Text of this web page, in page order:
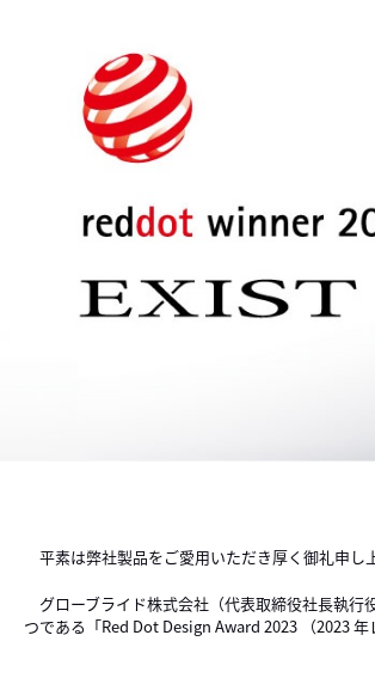
平素は弊社製品をご愛用いただき厚く御礼申し
グローブライド株式会社（代表取締役社長執
つである「Red Dot Design Award 2023 （2023